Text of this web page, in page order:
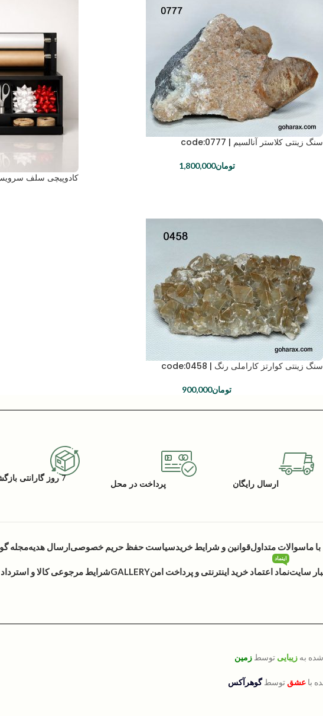
سنگ زینتی کلاستر آنالسیم | code:0777
تومان1,800,000
کادوپیچی سلف
سنگ زینتی کوارتز کاراملی رنگ | code:0458
تومان900,000
ارسال رایگان پرداخت در محل
7 روز گارانتی بازگشت کالا
ماسوالات متداولقوانین و شرایط خریدسیاست حفظ حریم خصوصیارسال هدیهمجله
سایتنماد اعتماد خرید اینترنتی و پرداخت امن
اینماد
GALLERYشرایط مرجوعی کالا و
بهزیبایی توسطزمین
باعشق توسطگوهرآکس